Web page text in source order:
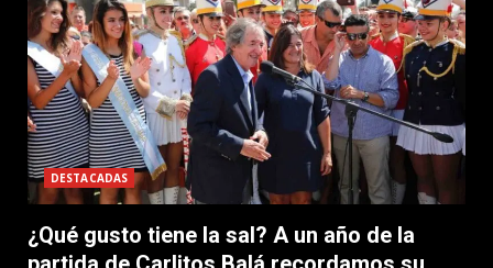
DESTACADAS
¿Qué gusto tiene la sal? A un año de la